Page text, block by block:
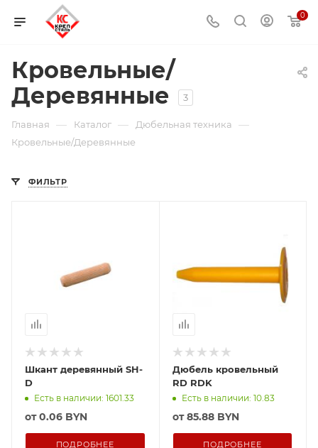
0
Кровельные/
Деревянные
3
Главная — Каталог — Дюбельная техника —
Кровельные/Деревянные
ФИЛЬТР
Шкант деревянный SH-
D
Есть в наличии: 1601.33
от0.06 BYN
ПОДРОБНЕЕ
Дюбель кровельный
RD RDK
Есть в наличии: 10.83
от85.88 BYN
ПОДРОБНЕЕ